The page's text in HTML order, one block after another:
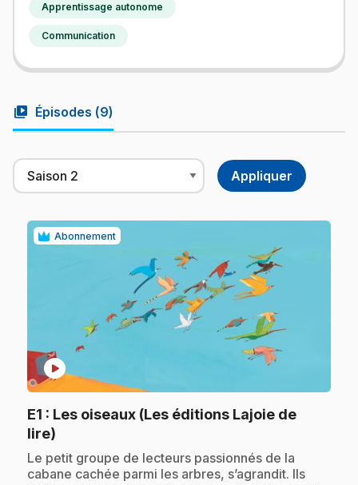
Apprentissage autonome
Communication
video_library Épisodes (9)
Abonnement
play_circle
E1 : Les oiseaux (Les éditions Lajoie de
lire)
.Le petit groupe de lecteurs passionnés de la
cabane cachée parmi les arbres, s’agrandit. Ils